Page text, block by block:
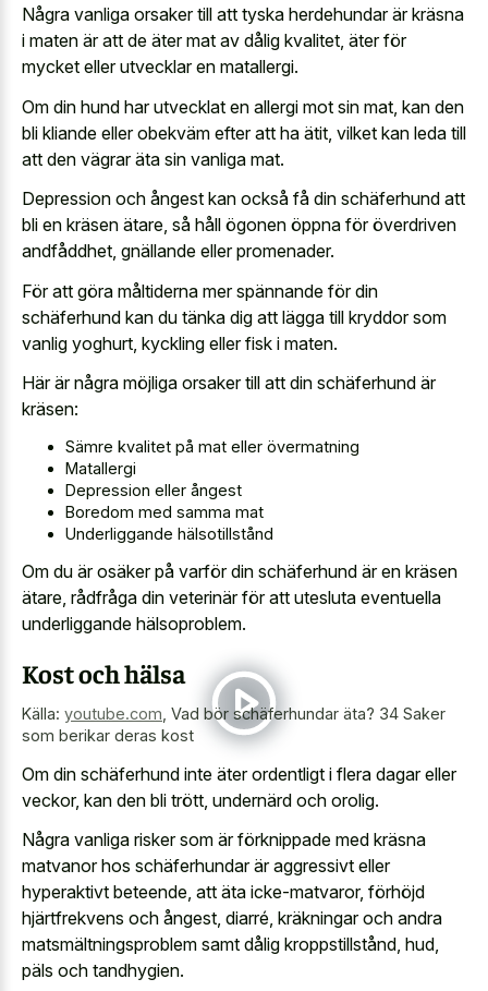
Några vanliga orsaker till att tyska herdehundar är kräsna
i maten är att de äter mat av dålig kvalitet, äter för
mycket eller utvecklar en matallergi.
Om din hund har utvecklat en allergi mot sin mat, kan den
bli kliande eller obekväm efter att ha ätit, vilket kan leda till
att den vägrar äta sin vanliga mat.
Depression och ångest kan också få din schäferhund att
bli en kräsen ätare, så håll ögonen öppna för överdriven
andfåddhet, gnällande eller promenader.
För att göra måltiderna mer spännande för din
schäferhund kan du tänka dig att lägga till kryddor som
vanlig yoghurt, kyckling eller fisk i maten.
Här är några möjliga orsaker till att din schäferhund är
kräsen:
Sämre kvalitet på mat eller övermatning
Matallergi
Depression eller ångest
Boredom med samma mat
Underliggande hälsotillstånd
Om du är osäker på varför din schäferhund är en kräsen
ätare, rådfråga din veterinär för att utesluta eventuella
underliggande hälsoproblem.
Kost och hälsa
Källa: youtube.com Vad bör schäferhundar äta? 34 Saker
som berikar deras kost
Om din schäferhund inte äter ordentligt i flera dagar eller
veckor, kan den bli trött, undernärd och orolig.
Några vanliga risker som är förknippade med kräsna
matvanor hos schäferhundar är aggressivt eller
hyperaktivt beteende, att äta icke-matvaror, förhöjd
hjärtfrekvens och ångest, diarré, kräkningar och andra
matsmältningsproblem samt dålig kroppstillstånd, hud,
päls och tandhygien.